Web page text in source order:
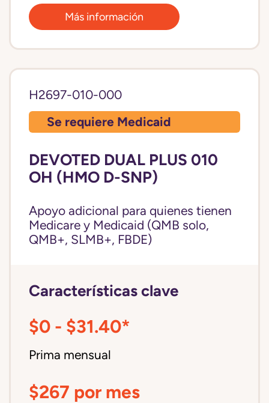
Más información
H2697-010-000
Se requiere Medicaid
DEVOTED DUAL PLUS 010
OH (HMO D-SNP)
Apoyo adicional para quienes tienen
Medicare y Medicaid (QMB solo,
QMB+, SLMB+, FBDE)
Características clave
$0 - $31.40*
Prima mensual
$267 por mes